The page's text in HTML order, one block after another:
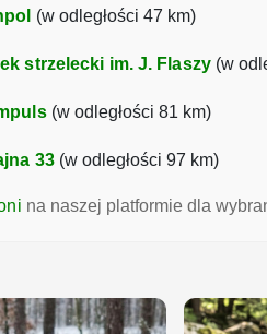
(w odległości 47 km)
strzelecki im. J. Flaszy(w
(w odległości 81 km)
33(w odległości 97 km)
na naszej platformie dla